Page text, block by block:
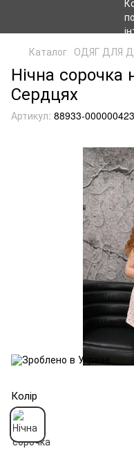
Каталог ОДЯГ ДЛЯ
Нічна сорочка
Сердцях
Артикул: 88933-
Колір